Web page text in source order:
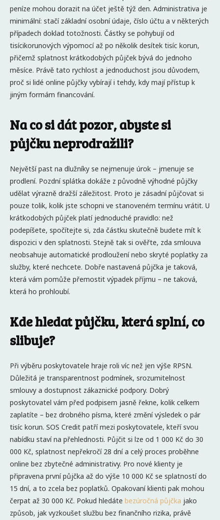
peníze mohou dorazit na účet ještě týž den. Administrativa je
minimální: stačí základní osobní údaje, číslo účtu a v některých
případech doklad totožnosti. Částky se pohybují od
tisícikorunových výpomocí až po několik desítek tisíc korun,
přičemž splatnost krátkodobých půjček bývá do jednoho
měsíce. Právě tato rychlost a jednoduchost jsou důvodem,
proč si lidé online půjčky vybírají i tehdy, kdy mají přístup k
jiným formám financování.
Na co si dát pozor, abyste si
půjčku neprodražili?
Největší past na dlužníky se nejmenuje úrok – jmenuje se
prodlení. Pozdní splátka dokáže z původně výhodné půjčky
udělat výrazně dražší záležitost. Proto je zásadní půjčovat si
pouze tolik, kolik jste schopni ve stanoveném termínu vrátit. U
krátkodobých půjček platí jednoduché pravidlo: než
podepíšete, spočítejte si, zda částku skutečně budete mít k
dispozici v den splatnosti. Stejně tak si ověřte, zda smlouva
neobsahuje automatické prodloužení nebo skryté poplatky za
služby, které nechcete. Dobře nastavená půjčka je taková,
která vám pomůže přemostit výpadek příjmu – ne taková,
která ho prohloubí.
Kde hledat půjčku, která splní, co
slibuje?
Při výběru poskytovatele hraje roli víc než jen výše RPSN.
Důležitá je transparentnost podmínek, srozumitelnost
smlouvy a dostupnost zákaznické podpory. Dobrý
poskytovatel vám před podpisem jasně řekne, kolik celkem
zaplatíte – bez drobného písma, které změní výsledek o pár
tisíc korun. SOS Credit patří mezi poskytovatele, kteří svou
nabídku staví na přehlednosti. Půjčit si lze od 1 000 Kč do 30
000 Kč, splatnost nepřekročí 28 dní a celý proces proběhne
online bez zbytečné administrativy. Pro nové klienty je
připravena první půjčka až do výše 10 000 Kč se splatností do
15 dní, a to zcela bez poplatků. Opakovaní klienti pak mohou
čerpat až 30 000 Kč. Pokud hledáte bezúročná půjčka jako
způsob, jak vyzkoušet službu bez finančního rizika, právě